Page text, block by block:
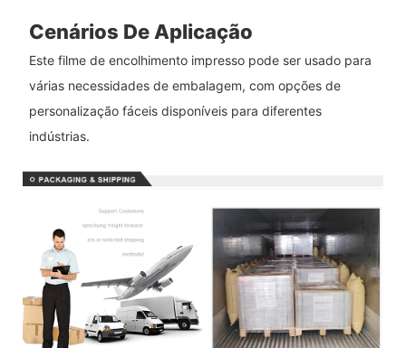
Cenários De Aplicação
Este filme de encolhimento impresso pode ser usado para
várias necessidades de embalagem, com opções de
personalização fáceis disponíveis para diferentes
indústrias.